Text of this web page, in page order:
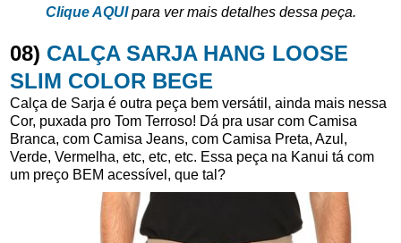
Clique AQUIpara ver mais detalhes dessa peça.
08) CALÇA SARJA HANG LOOSE
SLIM COLOR BEGE
Calça de Sarja é outra peça bem versátil, ainda mais nessa
Cor, puxada pro Tom Terroso! Dá pra usar com Camisa
Branca, com Camisa Jeans, com Camisa Preta, Azul,
Verde, Vermelha, etc, etc, etc. Essa peça na Kanui tá com
um preço BEM acessível, que tal?